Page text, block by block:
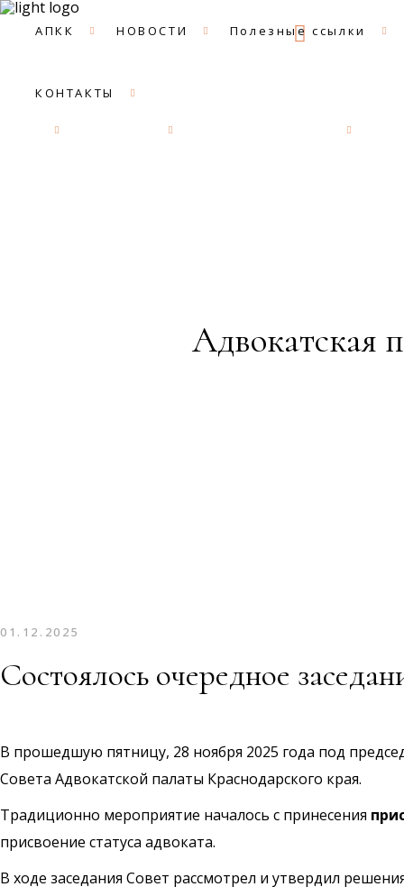
09:00
АПКК НОВОСТИ Полезные ссылки
КОНТАКТЫ
Адвокатская
01.12.2025
Состоялось очередное
В прошедшую пятницу, 28 ноября 2025 года под
Совета Адвокатской палаты Краснодарского края.
Традиционно мероприятие началось с принесения
присвоение статуса адвоката.
В ходе заседания Совет рассмотрел и утвердил